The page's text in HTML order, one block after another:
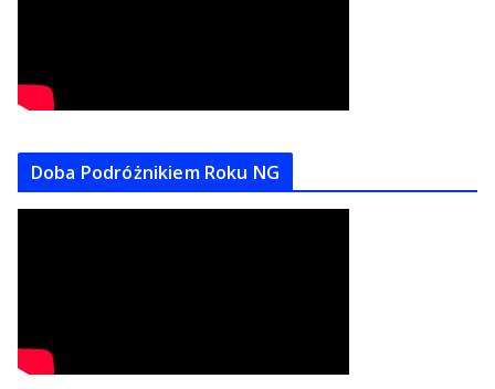
Doba Podróżnikiem Roku NG